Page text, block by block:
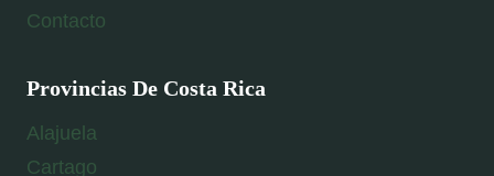
Contacto
Provincias De Costa Rica
Alajuela
Cartago